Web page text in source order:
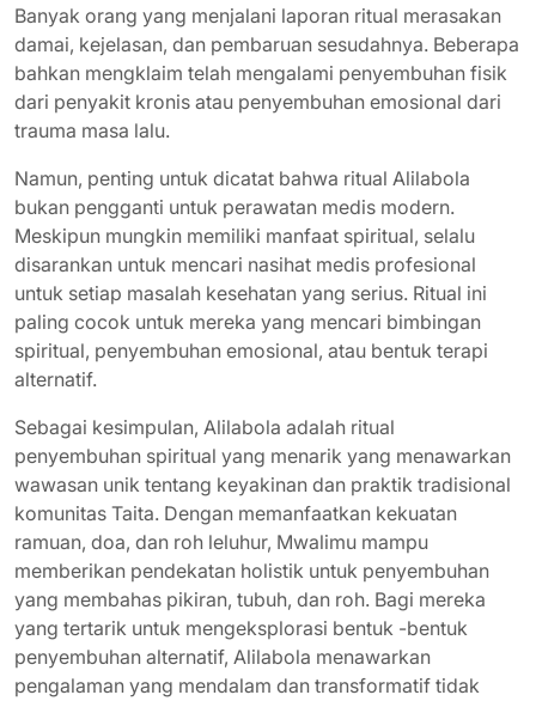
Banyak orang yang menjalani laporan ritual merasakan
damai, kejelasan, dan pembaruan sesudahnya. Beberapa
bahkan mengklaim telah mengalami penyembuhan fisik
dari penyakit kronis atau penyembuhan emosional dari
trauma masa lalu.
Namun, penting untuk dicatat bahwa ritual Alilabola
bukan pengganti untuk perawatan medis modern.
Meskipun mungkin memiliki manfaat spiritual, selalu
disarankan untuk mencari nasihat medis profesional
untuk setiap masalah kesehatan yang serius. Ritual ini
paling cocok untuk mereka yang mencari bimbingan
spiritual, penyembuhan emosional, atau bentuk terapi
alternatif.
Sebagai kesimpulan, Alilabola adalah ritual
penyembuhan spiritual yang menarik yang menawarkan
wawasan unik tentang keyakinan dan praktik tradisional
komunitas Taita. Dengan memanfaatkan kekuatan
ramuan, doa, dan roh leluhur, Mwalimu mampu
memberikan pendekatan holistik untuk penyembuhan
yang membahas pikiran, tubuh, dan roh. Bagi mereka
yang tertarik untuk mengeksplorasi bentuk -bentuk
penyembuhan alternatif, Alilabola menawarkan
pengalaman yang mendalam dan transformatif tidak